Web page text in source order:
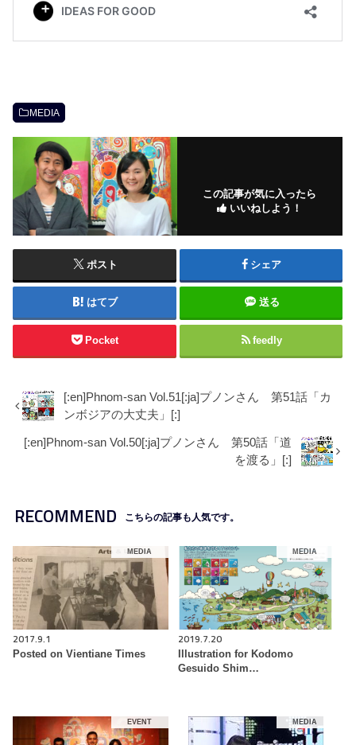
MEDIA
この記事が気に入ったら
いいねしよう！
ポスト シェア
はてブ 送る
Pocket feedly
[:en]Phnom-san Vol.51[:ja]プノンさん 第51話「カ
ンボジアの大丈夫」[:]
[:en]Phnom-san Vol.50[:ja]プノンさん 第50話「道
を渡る」[:]
RECOMMEND こちらの記事も人気です。
MEDIA
2017.9.1
Posted on Vientiane Times
MEDIA
2019.7.20
Illustration for Kodomo
Gesuido Shim…
EVENT MEDIA